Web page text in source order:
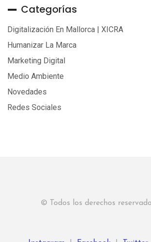
Categorías
Digitalización En Mallorca | XICRA
Humanizar La Marca
Marketing Digital
Medio Ambiente
Novedades
Redes Sociales
© Todos los derechos